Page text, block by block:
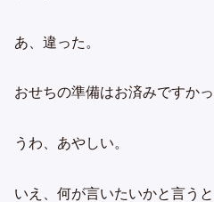
あ、違った。
おせちの準備はお済みですかっ
うわ、あやしい。
いえ、何が言いたいかと言うと